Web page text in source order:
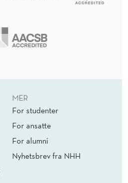
MER
For studenter
For ansatte
For alumni
Nyhetsbrev fra NHH